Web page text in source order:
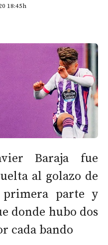
18:45h
Baraja fue
al golazo de
primera parte y
donde hubo dos
cada bando